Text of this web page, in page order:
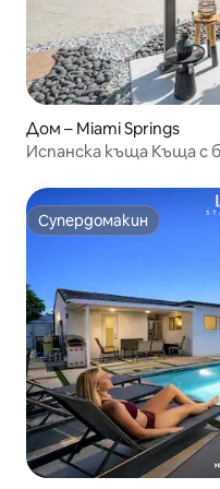
Дом – Miami Springs
Испанска къща Къща с
Супердомакин
Супердомакин